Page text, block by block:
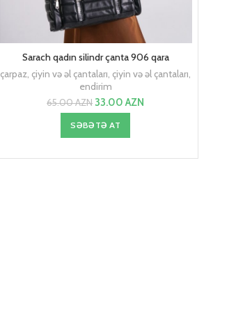
Sarach qadın silindr çanta 906 qara
çarpaz, çiyin və əl çantaları, çiyin və əl çantaları,
endirim
65.00AZN33.00AZN
SƏBƏTƏ AT